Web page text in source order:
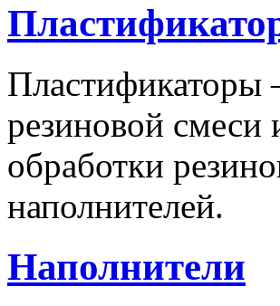
Пластификаторы
резиновой
обработки
наполнителей.
Наполнители